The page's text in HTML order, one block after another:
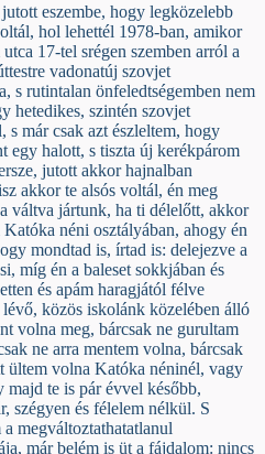
eszembe, hogy legközelebb
hol lehettél 1978-ban, amikor
17-tel srégen szemben arról a
vadonatúj szovjet
s rutintalan önfeledtségemben nem
hetedikes, szintén szovjet
s már csak azt észleltem, hogy
egy halott, s tiszta új kerékpárom
jutott akkor hajnalban
akkor te alsós voltál, én meg
váltva jártunk, ha ti délelőtt, akkor
néni osztályában, ahogy én
mondtad is, írtad is: delejezve a
míg én a baleset sokkjában és
és apám haragjától félve
lévő, közös iskolánk közelében álló
volna meg, bárcsak ne gurultam
ne arra mentem volna, bárcsak
ültem volna Katóka néninél, vagy
majd te is pár évvel később,
szégyen és félelem nélkül. S
megváltoztathatatlanul
már belém is üt a fájdalom: nincs